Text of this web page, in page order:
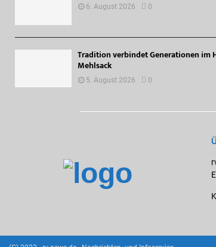
6. August 2026 0
Tradition verbindet Generationen im
Mehlsack
5. August 2026 0